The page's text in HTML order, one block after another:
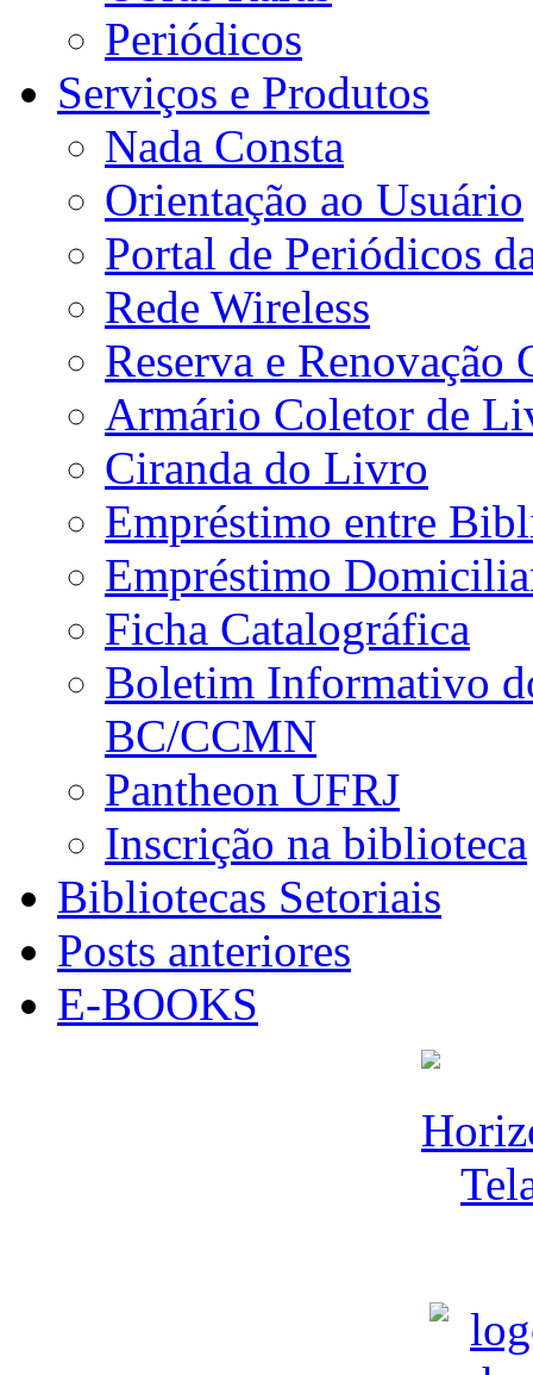
Periódicos
Serviços e Produtos
Nada Consta
Orientação ao Usuário
Portal de Periódicos
Rede Wireless
Reserva e Renovação
Armário Coletor de
Ciranda do Livro
Empréstimo entre
Empréstimo
Ficha Catalográfica
Boletim Informativo
BC/CCMN
Pantheon UFRJ
Inscrição na biblioteca
Bibliotecas Setoriais
Posts anteriores
E-BOOKS